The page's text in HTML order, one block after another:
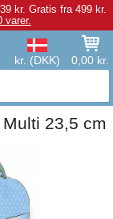
kr. Gratis fra 499 kr.
varer.
kr. (DKK) 0,00 kr.
23,5 cm